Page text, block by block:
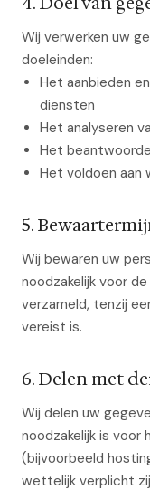
Wij verwerken uw
doeleinden:
Het aanbieden
diensten
Het analyseren
Het
Het voldoen aan
5.
Wij bewaren uw
noodzakelijk voor
verzameld, tenzij
vereist is.
6. Delen met
Wij delen uw
noodzakelijk is voor
(bijvoorbeeld
wettelijk verplicht